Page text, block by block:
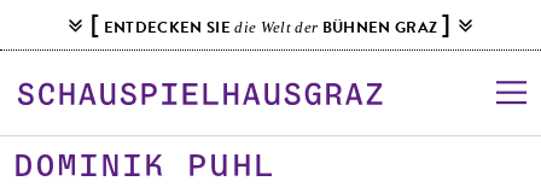
k
p
t
[ ENTDECKEN SIEdie Welt der BÜHNEN GRAZ ]
DOMINIK PUHL